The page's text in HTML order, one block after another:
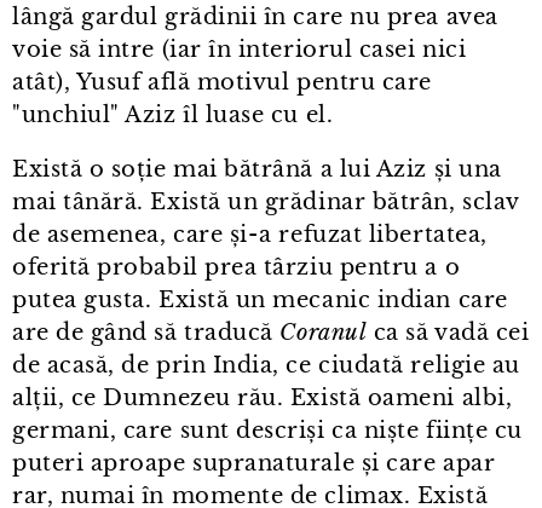
lângă gardul grădinii în care nu prea avea
voie să intre (iar în interiorul casei nici
atât), Yusuf află motivul pentru care
"unchiul" Aziz îl luase cu el.
Există o soție mai bătrână a lui Aziz și una
mai tânără. Există un grădinar bătrân, sclav
de asemenea, care și⁠-⁠a refuzat libertatea,
oferită probabil prea târziu pentru a o
putea gusta. Există un mecanic indian care
are de gând să traducă Coranul ca să vadă cei
de acasă, de prin India, ce ciudată religie au
alții, ce Dumnezeu rău. Există oameni albi,
germani, care sunt descriși ca niște ființe cu
puteri aproape supranaturale și care apar
rar, numai în momente de climax. Există